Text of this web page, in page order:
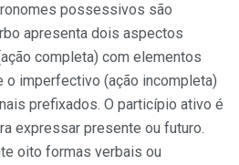
possessivos são
apresenta dois aspectos
completa) com elementos
o imperfectivo (ação incompleta)
prefixados. O particípio ativo é
expressar presente ou futuro.
oito formas verbais ou